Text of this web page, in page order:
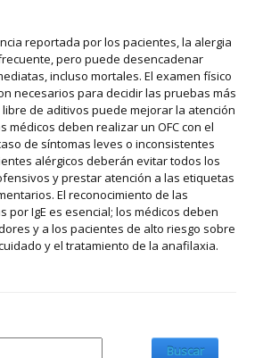
reportada por los pacientes, la alergia
pero puede desencadenar
incluso mortales. El examen físico
necesarios para decidir las pruebas más
de aditivos puede mejorar la atención
médicos deben realizar un OFC con el
de síntomas leves o inconsistentes
alérgicos deberán evitar todos los
y prestar atención a las etiquetas
El reconocimiento de las
por IgE es esencial; los médicos deben
y a los pacientes de alto riesgo sobre
y el tratamiento de la anafilaxia.
Buscar